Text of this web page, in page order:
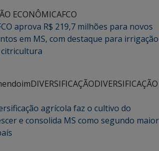
ECONÔMICAFCO
aprova R$ 219,7 milhões para novos
em MS, com destaque para irrigação
DIVERSIFICAÇÃODIVERSIFICAÇÃO
agrícola faz o cultivo do
e consolida MS como segundo maior